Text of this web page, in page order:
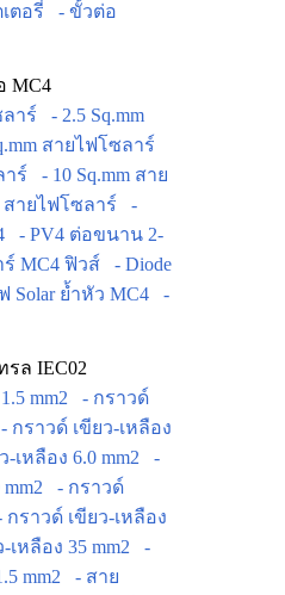
ตอรี่
- ขั้วต่อ
MC4
ลาร์
- 2.5 Sq.mm
สายไฟโซลาร์
าร์
- 10 Sq.mm สาย
สายไฟโซลาร์
-
- PV4 ต่อขนาน 2-
ร์ MC4 ฟิวส์
- Diode
Solar ย้ำหัว MC4
-
ล IEC02
mm2
- กราวด์
- กราวด์ เขียว-เหลือง
เหลือง 6.0 mm2
-
- กราวด์
กราวด์ เขียว-เหลือง
เหลือง 35 mm2
-
mm2
- สาย